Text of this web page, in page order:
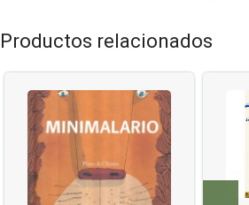
Productos relacionados